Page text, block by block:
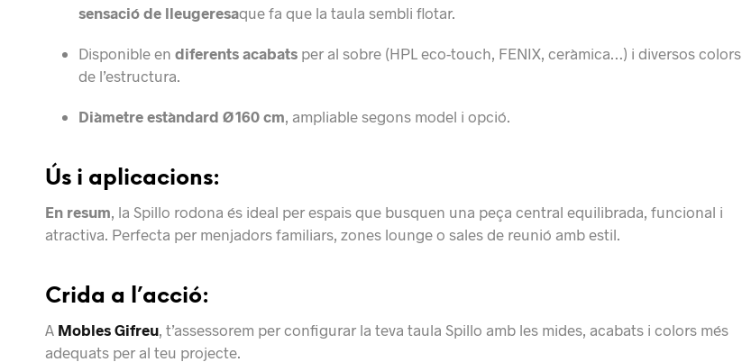
sensació de lleugeresaque fa que la taula sembli flotar.
Disponible endiferents acabats per al sobre (HPL eco-touch, FENIX, ceràmica…) i diversos colors
de l’estructura.
Diàmetre estàndard Ø 160 cm , ampliable segons model i opció.
Ús i aplicacions:
En resum , la Spillo rodona és ideal per espais que busquen una peça central equilibrada, funcional i
atractiva. Perfecta per menjadors familiars, zones lounge o sales de reunió amb estil.
Crida a l’acció:
A Mobles Gifreu , t’assessorem per configurar la teva taula Spillo amb les mides, acabats i colors més
adequats per al teu projecte.